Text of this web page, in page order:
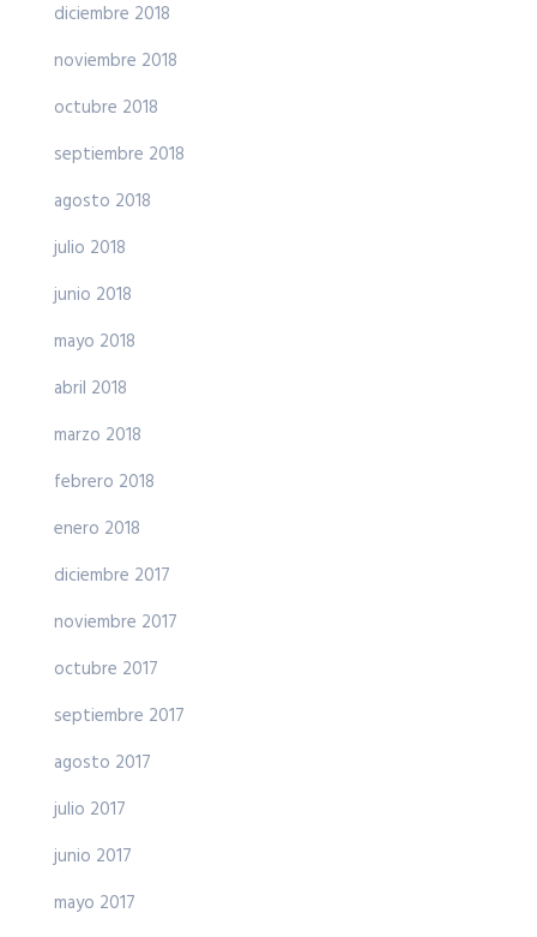
diciembre 2018
noviembre 2018
octubre 2018
septiembre 2018
agosto 2018
julio 2018
junio 2018
mayo 2018
abril 2018
marzo 2018
febrero 2018
enero 2018
diciembre 2017
noviembre 2017
octubre 2017
septiembre 2017
agosto 2017
julio 2017
junio 2017
mayo 2017